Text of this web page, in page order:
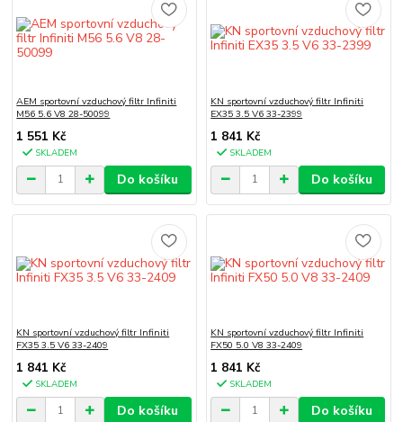
AEM sportovní vzduchový filtr Infiniti
M56 5.6 V8 28-50099
1 551 Kč
SKLADEM
Do košíku
KN sportovní vzduchový filtr Infiniti
EX35 3.5 V6 33-2399
1 841 Kč
SKLADEM
Do košíku
KN sportovní vzduchový filtr Infiniti
FX35 3.5 V6 33-2409
1 841 Kč
SKLADEM
Do košíku
KN sportovní vzduchový filtr Infiniti
FX50 5.0 V8 33-2409
1 841 Kč
SKLADEM
Do košíku